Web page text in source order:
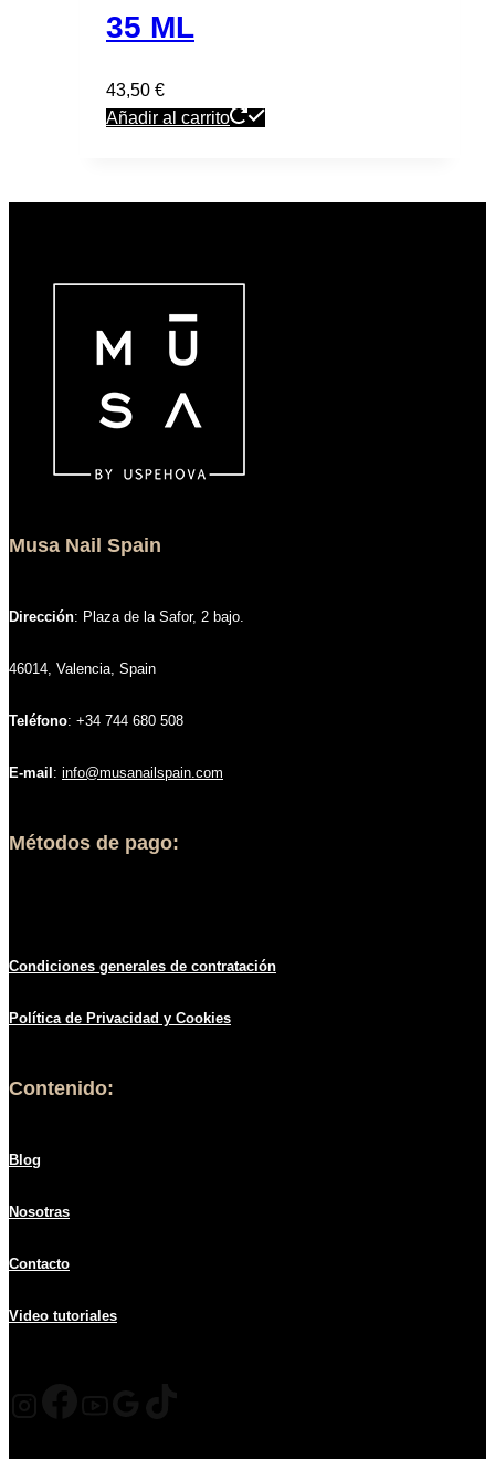
35 ML
43,50 €
Añadir al carrito
Musa Nail Spain
Dirección: Plaza de la Safor, 2 bajo.
46014, Valencia, Spain
Teléfono: +34 744 680 508
E-mail : info@musanailspain.com
Métodos de pago:
Condiciones generales de contratación
Política de Privacidad y Cookies
Contenido:
Blog
Nosotras
Contacto
Video tutoriales